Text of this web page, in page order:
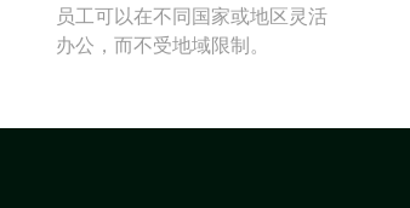
员工可以在不同国家或地区灵活
办公，而不受地域限制。